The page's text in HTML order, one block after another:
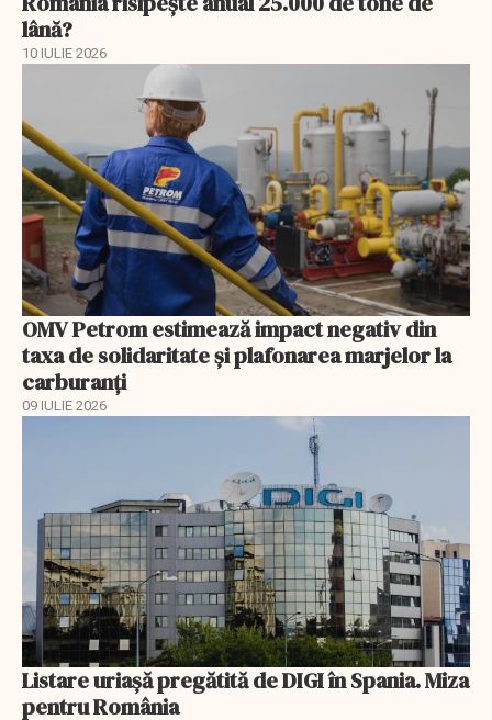
lână?
10 IULIE 2026
OMV Petrom estimează impact negativ din
taxa de solidaritate și plafonarea marjelor la
carburanți
09 IULIE 2026
Listare uriașă pregătită de DIGI în Spania. Miza
pentru România